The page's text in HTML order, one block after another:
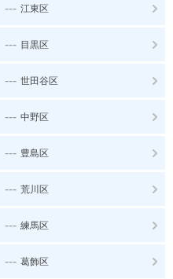
--- 江東区
--- 目黒区
--- 世田谷区
--- 中野区
--- 豊島区
--- 荒川区
--- 練馬区
--- 葛飾区